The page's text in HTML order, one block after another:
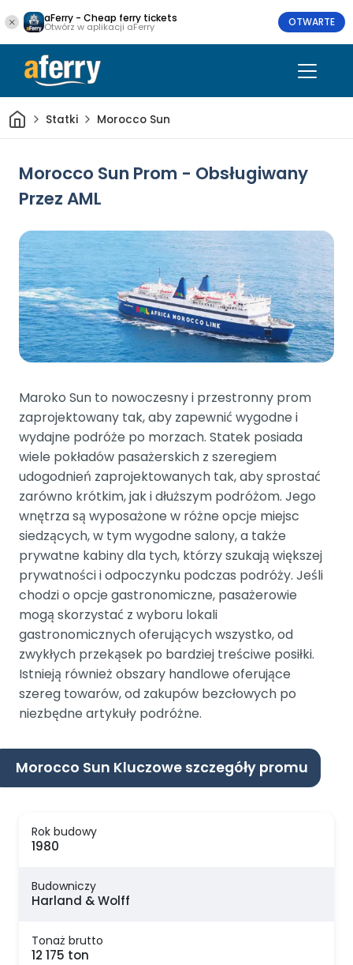
aFerry - Cheap ferry tickets
Otwórz w aplikacji aFerry OTWARTE
DomStatki Morocco Sun
Morocco Sun Prom - Obsługiwany
Przez AML
Maroko Sun to nowoczesny i przestronny prom
zaprojektowany tak, aby zapewnić wygodne i
wydajne podróże po morzach. Statek posiada
wiele pokładów pasażerskich z szeregiem
udogodnień zaprojektowanych tak, aby sprostać
zarówno krótkim, jak i dłuższym podróżom. Jego
wnętrza są wyposażone w różne opcje miejsc
siedzących, w tym wygodne salony, a także
prywatne kabiny dla tych, którzy szukają większej
prywatności i odpoczynku podczas podróży. Jeśli
chodzi o opcje gastronomiczne, pasażerowie
mogą skorzystać z wyboru lokali
gastronomicznych oferujących wszystko, od
zwykłych przekąsek po bardziej treściwe posiłki.
Istnieją również obszary handlowe oferujące
szereg towarów, od zakupów bezcłowych po
niezbędne artykuły podróżne.
Morocco Sun Kluczowe szczegóły promu
Rok budowy
1980
Budowniczy
Harland & Wolff
Tonaż brutto
12 175 ton